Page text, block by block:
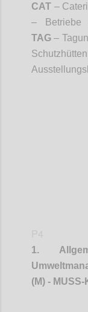
CAT –
– Betriebe
TAG–
1.
(M) -